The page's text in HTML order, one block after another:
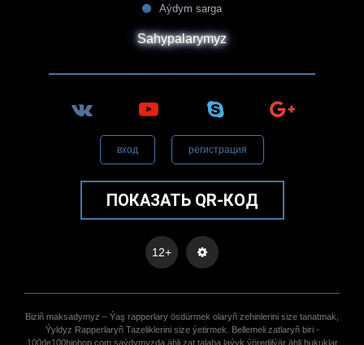
Aýdym sarga
Sahypalarymyz
вход регистрация
ПОКАЗАТЬ QR-КОД
12+
Biziñ maksadymyz – Ýaş rapperlary ösdürmek olaryñ zehinlerini size tanatmak,
Ýyldyz Rapperlaryñ Tazeliklerini size ýetirmek. Bellemeli zatlaryñ biri -
100de100hiphop.com saýdymyzda ähli zat talaba laýyk ýöredilýär ähli hukuklar